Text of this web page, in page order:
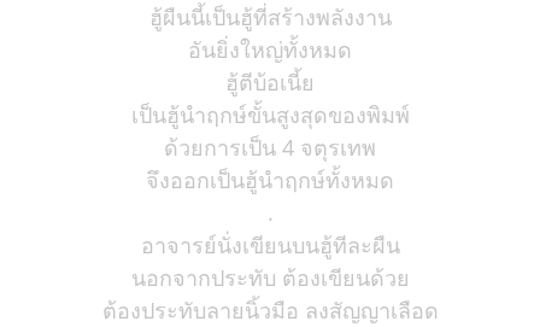
ฮู้ผืนนี้เป็นฮู้ที่สร้างพลังงาน
อันยิ่งใหญ่ทั้งหมด
ฮู้ตีบ้อเนี้ย
เป็นฮู้นำฤกษ์ขั้นสูงสุดของพิมพ์
ด้วยการเป็น 4 จตุรเทพ
จึงออกเป็นฮู้นำฤกษ์ทั้งหมด
.
อาจารย์นั่งเขียนบนฮู้ทีละผืน
นอกจากประทับ ต้องเขียนด้วย
ต้องประทับลายนิ้วมือ ลงสัญญาเลือด